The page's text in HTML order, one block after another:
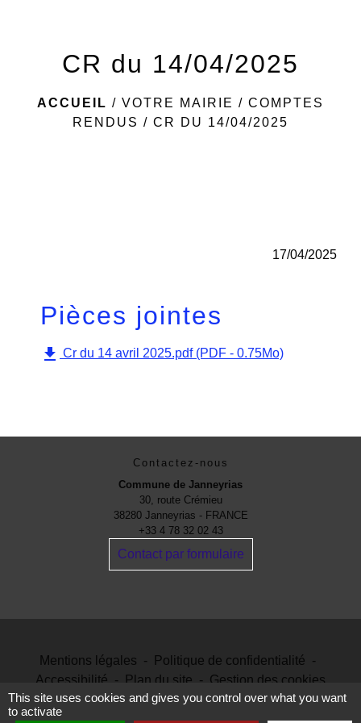
CR du 14/04/2025
ACCUEIL / VOTRE MAIRIE / COMPTES
RENDUS / CR DU 14/04/2025
17/04/2025
Pièces jointes
file_download Cr du 14 avril 2025.pdf (PDF - 0.75Mo)
Contactez-nous
Commune de Janneyrias
30, route Crémieu
38280 Janneyrias - FRANCE
+33 4 78 32 02 43
Contact par formulaire
Mentions légales - Politique de confidentialité -
Accessibilité - Plan du site - Gestion des cookies
This site uses cookies and gives you control over what you want
to activate